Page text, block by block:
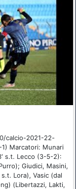
calcio-2021-22-
Marcatori: Munari
s.t. Lecco (3-5-2):
Giudici, Masini,
Lora), Vasic (dal
(Libertazzi, Lakti,